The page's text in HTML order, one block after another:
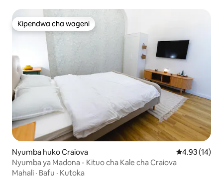
Kipendwa cha wageni
Kipendwa cha wageni
Nyumba huko Craiova Ukadiriaji wa
4.93 (14)
Nyumba ya Madona - Kituo cha Kale cha Craiova
Mahali · Bafu · Kutoka